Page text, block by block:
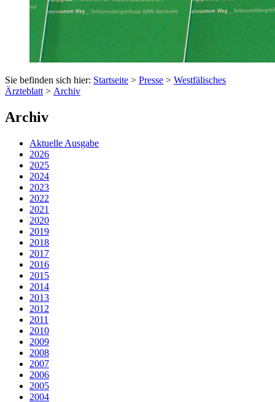
Sie befinden sich hier: Startseite > Presse > Westfälisches
Ärzteblatt > Archiv
Archiv
Aktuelle Ausgabe
2026
2025
2024
2023
2022
2021
2020
2019
2018
2017
2016
2015
2014
2013
2012
2011
2010
2009
2008
2007
2006
2005
2004